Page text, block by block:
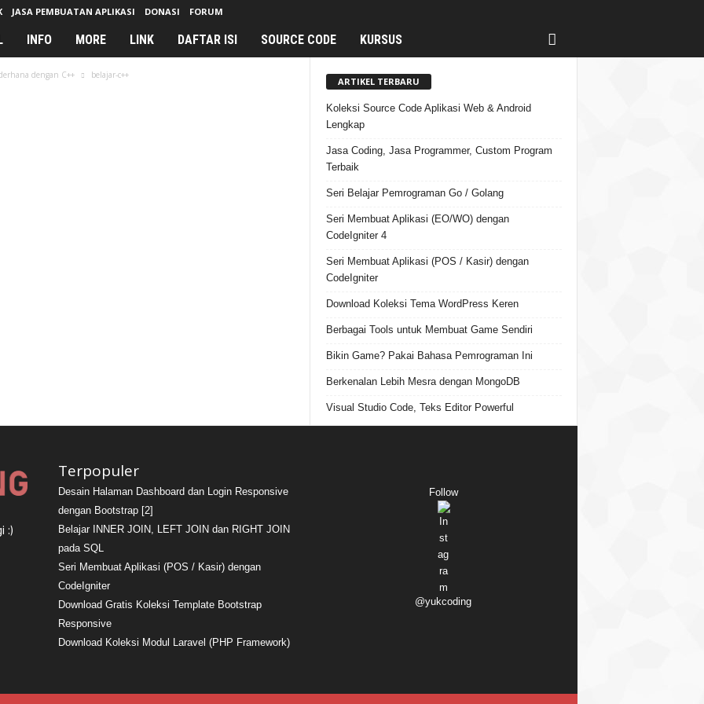
JASA PEMBUATAN APLIKASI DONASI FORUM
INFO MORE LINK DAFTAR ISI SOURCE CODE KURSUS
dengan C++ belajar-c++
ARTIKEL TERBARU
Koleksi Source Code Aplikasi Web & Android
Lengkap
Jasa Coding, Jasa Programmer, Custom Program
Terbaik
Seri Belajar Pemrograman Go / Golang
Seri Membuat Aplikasi (EO/WO) dengan
CodeIgniter 4
Seri Membuat Aplikasi (POS / Kasir) dengan
CodeIgniter
Download Koleksi Tema WordPress Keren
Berbagai Tools untuk Membuat Game Sendiri
Bikin Game? Pakai Bahasa Pemrograman Ini
Berkenalan Lebih Mesra dengan MongoDB
Visual Studio Code, Teks Editor Powerful
:)
Terpopuler
Desain Halaman Dashboard dan Login Responsive
dengan Bootstrap [2]
Belajar INNER JOIN, LEFT JOIN dan RIGHT JOIN
pada SQL
Seri Membuat Aplikasi (POS / Kasir) dengan
CodeIgniter
Download Gratis Koleksi Template Bootstrap
Responsive
Download Koleksi Modul Laravel (PHP Framework)
Follow
@yukcoding